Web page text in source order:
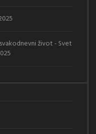
život - Svet